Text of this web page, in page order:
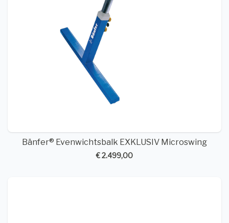
Bänfer® Evenwichtsbalk EXKLUSIV Microswing
€ 2.499,00